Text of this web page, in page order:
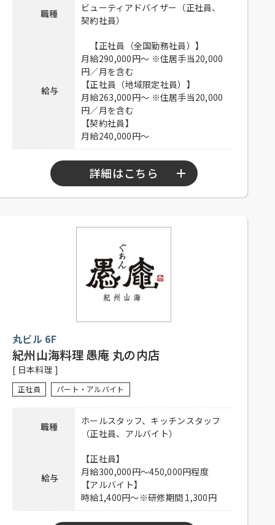
職種
ビューティアドバイザー（正社員、
契約社員）
給与
【正社員（全国勤務社員）】
月給290,000円～ ※住居手当20,000
円／月を含む
【正社員（地域限定社員）】
月給263,000円～ ※住居手当20,000
円／月を含む
【契約社員】
月給240,000円～
詳細はこちら
※時短勤務制度あり（勤務時間は110～150時間
／月 から選択可能）
※1か月単位の変形労働時間制
子育てが事由の場合、お子様が高校卒業まで適
待遇
有り、社保完備、制服貸与、社内割引有り、子
ども手当あり（高校卒業（相当）までのお子様
（上限50,000円／月）
応募方法
下記URLよりご応募ください。
https://hrmos.co/pages/shiro/jobs/0001360
0120-275-606 担当：人事採用グループ
丸ビル 6F
紀州山海料理 愚庵 丸の内店
[ 日本料理 ]
正社員 パート・アルバイト
職種
ホールスタッフ、キッチンスタッフ
（正社員、アルバイト）
給与
【正社員】
月給300,000円～450,000円程度
【アルバイト】
時給1,400円～※研修期間 1,300円